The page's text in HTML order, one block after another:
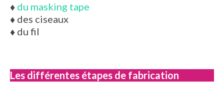
♦ du masking tape
♦ des ciseaux
♦ du fil
Les différentes étapes de fabrication